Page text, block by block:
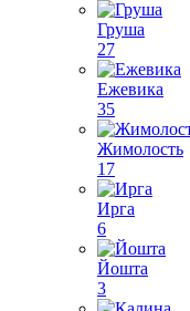
Груша
27
Ежевика
35
Жимолость
17
Ирга
6
Йошта
3